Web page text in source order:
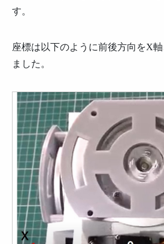
す。
座標は以下のように前後方向をX
ました。